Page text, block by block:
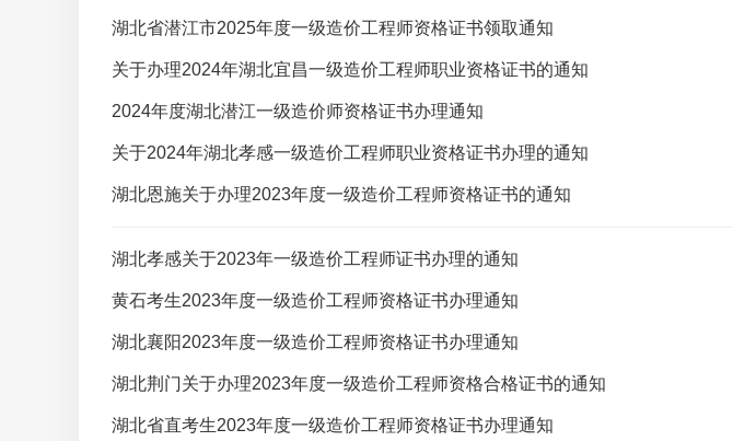
湖北省潜江市2025年度一级造价工程师资格证书领取通知
关于办理2024年湖北宜昌一级造价工程师职业资格证书的通知
2024年度湖北潜江一级造价师资格证书办理通知
关于2024年湖北孝感一级造价工程师职业资格证书办理的通知
湖北恩施关于办理2023年度一级造价工程师资格证书的通知
湖北孝感关于2023年一级造价工程师证书办理的通知
黄石考生2023年度一级造价工程师资格证书办理通知
湖北襄阳2023年度一级造价工程师资格证书办理通知
湖北荆门关于办理2023年度一级造价工程师资格合格证书的通知
湖北省直考生2023年度一级造价工程师资格证书办理通知